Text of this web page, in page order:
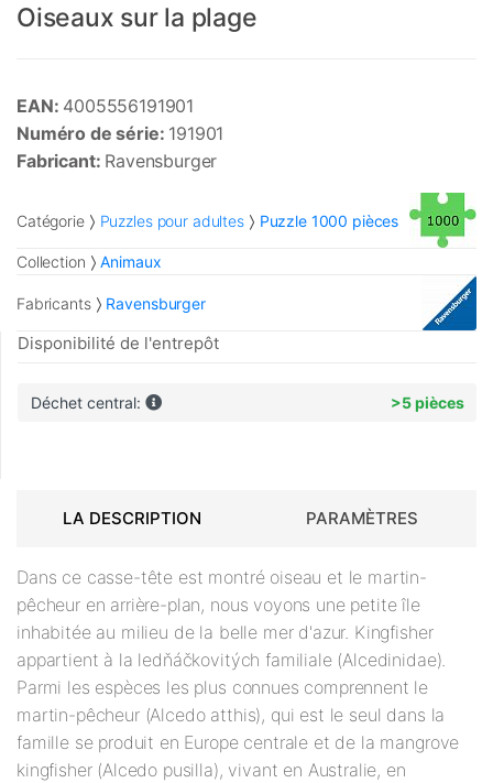
Oiseaux sur la plage
EAN: 4005556191901
Numéro de série: 191901
Fabricant: Ravensburger
Catégorie Puzzles pour adultes Puzzle 1000 pièces
Collection Animaux
Fabricants Ravensburger
Disponibilité de l'entrepôt
Déchet central: >5 pièces
LA DESCRIPTION PARAMÈTRES
Dans ce casse-tête est montré oiseau et le martin-
pêcheur en arrière-plan, nous voyons une petite île
inhabitée au milieu de la belle mer d'azur. Kingfisher
appartient à la ledňáčkovitých familiale (Alcedinidae).
Parmi les espèces les plus connues comprennent le
martin-pêcheur (Alcedo atthis), qui est le seul dans la
famille se produit en Europe centrale et de la mangrove
kingfisher (Alcedo pusilla), vivant en Australie, en